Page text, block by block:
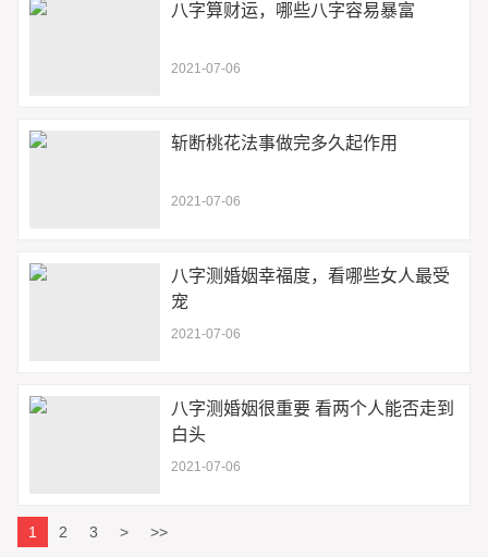
八字算财运，哪些八字容易暴富
2021-07-06
斩断桃花法事做完多久起作用
2021-07-06
八字测婚姻幸福度，看哪些女人最受
宠
2021-07-06
八字测婚姻很重要 看两个人能否走到
白头
2021-07-06
1 2 3 > >>